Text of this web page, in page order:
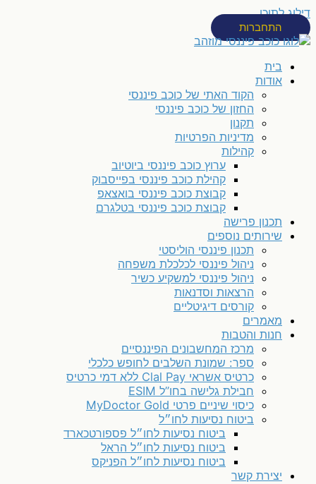
דילוג לתוכן
התחברות
בית
אודות
הקוד האתי של כוכב פיננסי
החזון של כוכב פיננסי
תקנון
מדיניות הפרטיות
קהילות
ערוץ כוכב פיננסי ביוטיוב
קהילת כוכב פיננסי בפייסבוק
קבוצת כוכב פיננסי בואצאפ
קבוצת כוכב פיננסי בטלגרם
תכנון פרישה
שירותים נוספים
תכנון פיננסי הוליסטי
ניהול פיננסי לכלכלת משפחה
ניהול פיננסי למשקיע כשיר
הרצאות וסדנאות
קורסים דיגיטליים
מאמרים
חנות והטבות
מרכז המחשבונים הפיננסיים
ספר: שמונת השלבים לחופש כלכלי
כרטיס אשראי Clal Pay ללא דמי כרטיס
חבילת גלישה בחו”ל ESIM
כיסוי שיניים פרטי MyDoctor Gold
ביטוח נסיעות לחו״ל
ביטוח נסיעות לחו״ל פספורטכארד
ביטוח נסיעות לחו״ל הראל
ביטוח נסיעות לחו״ל הפניקס
יצירת קשר